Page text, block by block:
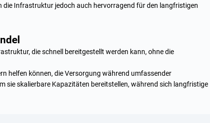
Infrastruktur jedoch auch hervorragend für den langfristigen
die schnell bereitgestellt werden kann, ohne die
helfen können, die Versorgung während umfassender
sie skalierbare Kapazitäten bereitstellen, während sich langfristige